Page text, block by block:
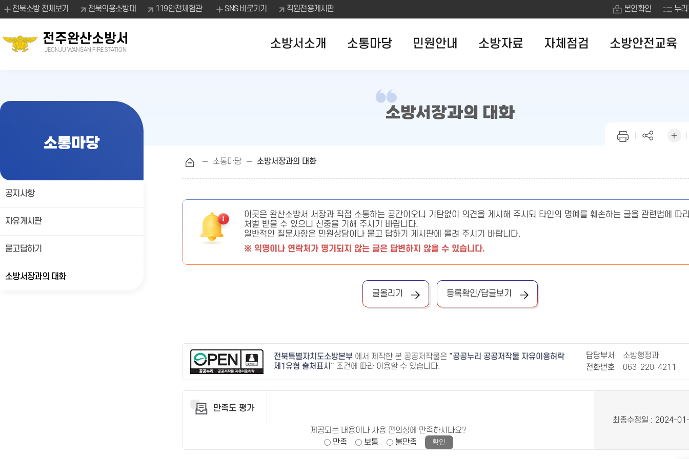
전북소방 전체보기 전북의용소방대 119안전체험관 SNS 바로가기 직원전용게시판 본인확인 누
전주완산소방서
JEONJU WANSAN FIRE STATION 소방서소개 소통마당 민원안내 소방자료 자체점검 소방안전교육
소통마당
공지사항
자유게시판
묻고답하기
소방서장과의 대화
소방서장과의 대화
소통마당 소방서장과의 대화
이곳은 완산소방서 서장과 직접 소통하는 공간이오니 기탄없이 의견을 게시해 주시되 타인의 명예를 훼손하는 글을 관련법에 따
처벌 받을 수 있으니 신중을 기해 주시기 바랍니다.
일반적인 질문사항은 민원상담이나 묻고 답하기 게시판에 올려 주시기 바랍니다.
※ 익명이나 연락처가 명기되지 않는 글은 답변하지 않을 수 있습니다.
글올리기 등록확인/답글보기
전북특별자치도소방본부 에서 제작한 본 공공저작물은
공공누리 공공저작물 자유이용허락
제1유형 출처표시
조건에 따라 이용할 수 있습니다.
담당부서
소방행정과
전화번호
063-220-4211
만족도 평가
제공되는 내용이나 사용 편의성에 만족하시나요?
만족
보통 불만족
최종수정일 : 2024-